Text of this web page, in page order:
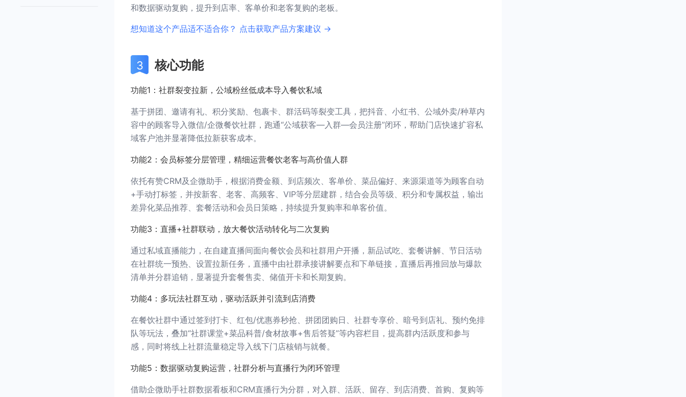
和数据驱动复购，提升到店率、客单价和老客复购的老板。
想知道这个产品适不适合你？ 点击获取产品方案建议 →
核心功能
功能1：社群裂变拉新，公域粉丝低成本导入餐饮私域
基于拼团、邀请有礼、积分奖励、包裹卡、群活码等裂变工具，把抖音、小红书、公域外卖/种草内
容中的顾客导入微信/企微餐饮社群，跑通“公域获客—入群—会员注册”闭环，帮助门店快速扩容私
域客户池并显著降低拉新获客成本。
功能2：会员标签分层管理，精细运营餐饮老客与高价值人群
依托有赞CRM及企微助手，根据消费金额、到店频次、客单价、菜品偏好、来源渠道等为顾客自动
+手动打标签，并按新客、老客、高频客、VIP等分层建群，结合会员等级、积分和专属权益，输出
差异化菜品推荐、套餐活动和会员日策略，持续提升复购率和单客价值。
功能3：直播+社群联动，放大餐饮活动转化与二次复购
通过私域直播能力，在自建直播间面向餐饮会员和社群用户开播，新品试吃、套餐讲解、节日活动
在社群统一预热、设置拉新任务，直播中由社群承接讲解要点和下单链接，直播后再推回放与爆款
清单并分群追销，显著提升套餐售卖、储值开卡和长期复购。
功能4：多玩法社群互动，驱动活跃并引流到店消费
在餐饮社群中通过签到打卡、红包/优惠券秒抢、拼团团购日、社群专享价、暗号到店礼、预约免排
队等玩法，叠加“社群课堂+菜品科普/食材故事+售后答疑”等内容栏目，提高群内活跃度和参与
感，同时将线上社群流量稳定导入线下门店核销与就餐。
功能5：数据驱动复购运营，社群分析与直播行为闭环管理
借助企微助手社群数据看板和CRM直播行为分群，对入群、活跃、留存、到店消费、首购、复购等